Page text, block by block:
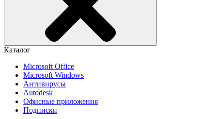
Каталог
Microsoft Office
Microsoft Windows
Антивирусы
Autodesk
Офисные приложения
Подписки